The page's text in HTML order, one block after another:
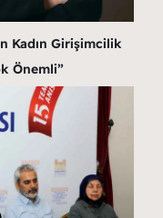
Kadın Girişimcilik
Önemli”